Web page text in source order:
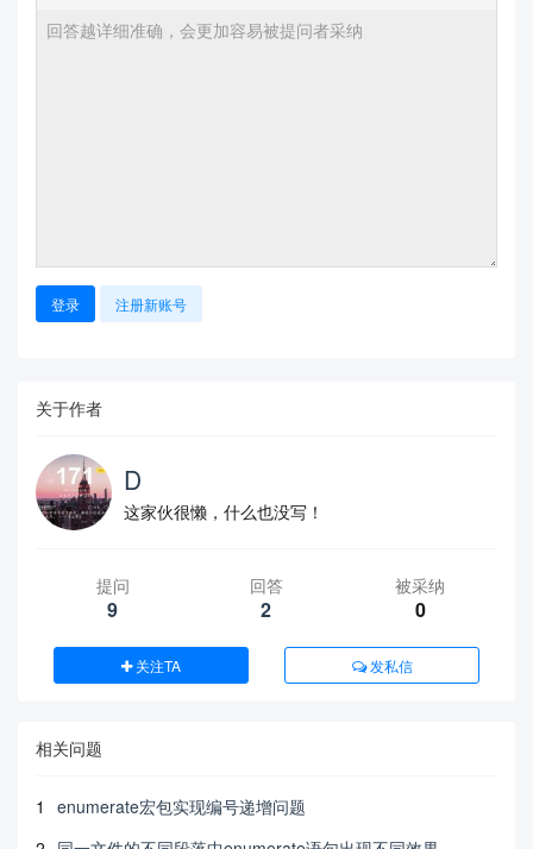
登录 注册新账号
关于作者
D
这家伙很懒，什么也没写！
提问
9
回答
2
被采纳
0
关注TA 发私信
相关问题
1
enumerate宏包实现编号递增问题